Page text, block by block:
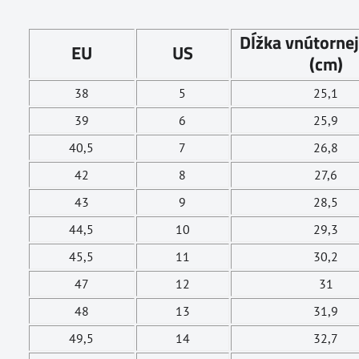
EU US Dĺžka
(cm)
38 5
25,1
39
6
25,9
40,5
7
26,8
42
8
27,6
43
9
28,5
44,5
10
29,3
45,5
11
30,2
47
12
31
48
13
31,9
49,5
14
32,7